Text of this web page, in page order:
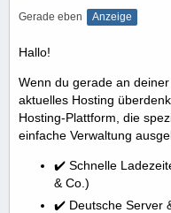
Gerade eben Anzeige
Hallo!
Wenn du gerade an
aktuelles Hosting
Hosting-Plattform, die
einfache Verwaltung
✔️ Schnelle
& Co.)
✔️ Deutsche Server